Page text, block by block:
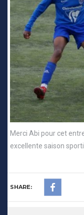
Merci Abi pour cet
excellente saison
SHARE: